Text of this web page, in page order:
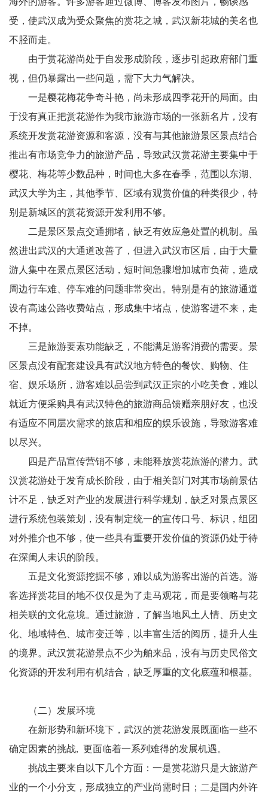
受，使武汉成为受众聚焦的赏花之城，武汉新花城的美名也
不胫而走。
由于赏花游尚处于自发形成阶段，逐步引起政府部门重
视，但仍暴露出一些问题，需下大力气解决。
一是樱花梅花争奇斗艳，尚未形成四季花开的局面。由
于没有真正把赏花游作为我市旅游市场的一张新名片，没有
系统开发赏花游资源和客源，没有与其他旅游景区景点结合
推出有市场竞争力的旅游产品，导致武汉赏花游主要集中于
樱花、梅花等少数品种，时间也大多在春季，范围以东湖、
武汉大学为主，其他季节、区域有观赏价值的种类很少，特
别是新城区的赏花资源开发利用不够。
二是景区景点交通拥堵，缺乏有效应急处置的机制。虽
然进出武汉的大通道改善了，但进入武汉市区后，由于大量
游人集中在景点景区活动，短时间急骤增加城市负荷，造成
周边行车难、停车难的问题非常突出。特别是有的旅游通道
设有高速公路收费站点，形成集中堵点，使游客进不来，走
不掉。
三是旅游要素功能缺乏，不能满足游客消费的需要。景
区景点没有配套建设具有武汉地方特色的餐饮、购物、住
宿、娱乐场所，游客难以品尝到武汉正宗的小吃美食，难以
就近方便采购具有武汉特色的旅游商品馈赠亲朋好友，也没
有适应不同层次需求的旅店和相应的娱乐设施，导致游客难
以尽兴。
四是产品宣传营销不够，未能释放赏花旅游的潜力。武
汉赏花游处于发育成长阶段，由于相关部门对其市场前景估
计不足，缺乏对产业的发展进行科学规划，缺乏对景点景区
进行系统包装策划，没有制定统一的宣传口号、标识，组团
对外推介也不够，使一些具有重要开发价值的资源仍处于待
在深闺人未识的阶段。
五是文化资源挖掘不够，难以成为游客出游的首选。游
客选择赏花目的地不仅仅是为了走马观花，而是要领略与花
相关联的文化意境。通过旅游，了解当地风土人情、历史文
化、地域特色、城市变迁等，以丰富生活的阅历，提升人生
的境界。武汉赏花游景点不少为舶来品，没有与历史民俗文
化资源的开发利用有机结合，缺乏厚重的文化底蕴和根基。
（二）发展环境
在新形势和新环境下，武汉的赏花游发展既面临一些不
确定因素的挑战, 更面临着一系列难得的发展机遇。
挑战主要来自以下几个方面：一是赏花游只是大旅游产
业的一个小分支，形成独立的产业尚需时日；二是国内外许